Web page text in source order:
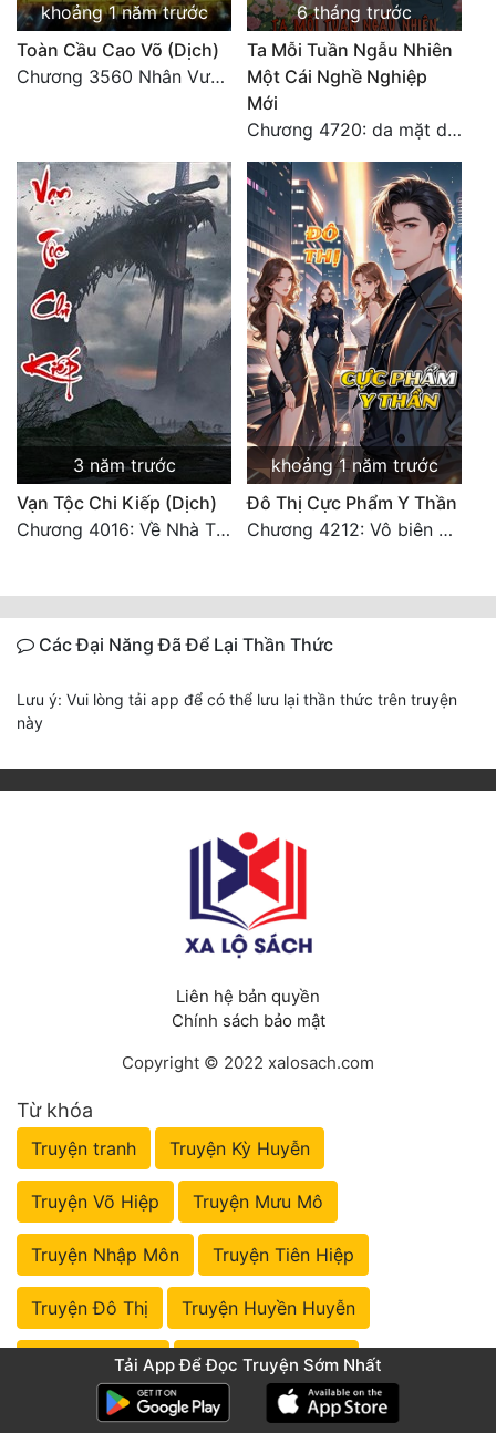
khoảng 1 năm trước
Toàn Cầu Cao Võ (Dịch)
Chương 3560 Nhân Vương trở về - END
6 tháng trước
Ta Mỗi Tuần Ngẫu Nhiên
Một Cái Nghề Nghiệp
Mới
Chương 4720: da mặt dày
3 năm trước
Vạn Tộc Chi Kiếp (Dịch)
Chương 4016: Về Nhà Thôi... (Đại Kết Cục)
khoảng 1 năm trước
Đô Thị Cực Phẩm Y Thần
Chương 4212: Vô biên hắc ám
Các Đại Năng Đã Để Lại Thần Thức
Lưu ý: Vui lòng tải app để có thể lưu lại thần thức trên truyện
này
Liên hệ bản quyền
Chính sách bảo mật
Copyright © 2022 xalosach.com
Từ khóa
Truyện tranh Truyện Kỳ Huyễn
Truyện Võ Hiệp Truyện Mưu Mô
Truyện Nhập Môn Truyện Tiên Hiệp
Truyện Đô Thị Truyện Huyền Huyễn
Truyện Lịch Sử Truyện Đồng Nhân
Tải App Để Đọc Truyện Sớm Nhất